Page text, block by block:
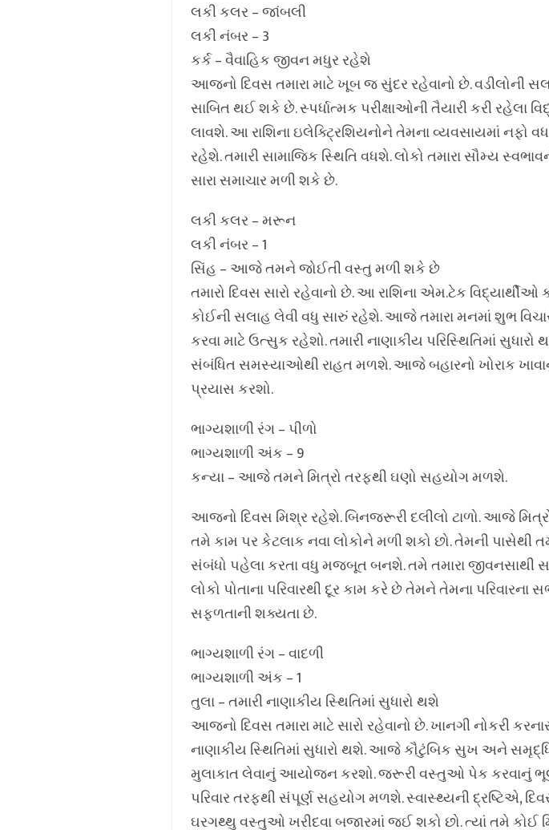
લકી કલર – જાંબલી
લકી નંબર – 3
કર્ક – વૈવાહિક જીવન મધુર રહેશે
આજનો દિવસ તમારા માટે ખૂબ જ સુંદર રહેવાનો છે. વડીલોની
સાબિત થઈ શકે છે. સ્પર્ધાત્મક પરીક્ષાઓની તૈયારી કરી
લાવશે. આ રાશિના ઇલેક્ટ્રિશિયનોને તેમના વ્યવસાયમાં નફો
રહેશે. તમારી સામાજિક સ્થિતિ વધશે. લોકો તમારા સૌમ્ય
સારા સમાચાર મળી શકે છે.
લકી કલર – મરૂન
લકી નંબર – 1
સિંહ – આજે તમને જોઈતી વસ્તુ મળી શકે છે
તમારો દિવસ સારો રહેવાનો છે. આ રાશિના એમ.ટેક
કોઈની સલાહ લેવી વધુ સારું રહેશે. આજે તમારા મનમાં શુભ
કરવા માટે ઉત્સુક રહેશો. તમારી નાણાકીય પરિસ્થિતિમાં
સંબંધિત સમસ્યાઓથી રાહત મળશે. આજે બહારનો ખોરાક ખાવાનું
પ્રયાસ કરશો.
ભાગ્યશાળી રંગ – પીળો
ભાગ્યશાળી અંક – 9
કન્યા – આજે તમને મિત્રો તરફથી ઘણો સહયોગ મળશે.
આજનો દિવસ મિશ્ર રહેશે. બિનજરૂરી દલીલો ટાળો. આજે
તમે કામ પર કેટલાક નવા લોકોને મળી શકો છો. તેમની પાસેથી
સંબંધો પહેલા કરતા વધુ મજબૂત બનશે. તમે તમારા જીવનસાથી
લોકો પોતાના પરિવારથી દૂર કામ કરે છે તેમને તેમના
સફળતાની શક્યતા છે.
ભાગ્યશાળી રંગ – વાદળી
ભાગ્યશાળી અંક – 1
તુલા – તમારી નાણાકીય સ્થિતિમાં સુધારો થશે
આજનો દિવસ તમારા માટે સારો રહેવાનો છે. ખાનગી નોકરી
નાણાકીય સ્થિતિમાં સુધારો થશે. આજે કૌટુંબિક સુખ અને
મુલાકાત લેવાનું આયોજન કરશો. જરૂરી વસ્તુઓ પેક કરવાનું
પરિવાર તરફથી સંપૂર્ણ સહયોગ મળશે. સ્વાસ્થ્યની દ્રષ્ટિએ,
ઘરગથ્થુ વસ્તુઓ ખરીદવા બજારમાં જઈ શકો છો. ત્યાં તમે કોઈ